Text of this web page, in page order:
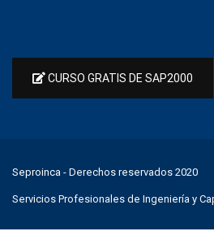
CURSO GRATIS DE SAP2000
Seproinca - Derechos reservados 2020
Servicios Profesionales de Ingeniería y